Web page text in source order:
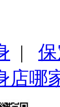
|
店哪